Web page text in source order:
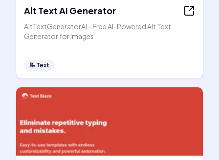
Alt Text AI Generator
AltTextGeneratorAI - Free AI-Powered Alt Text
Generator for Images
📝 Text